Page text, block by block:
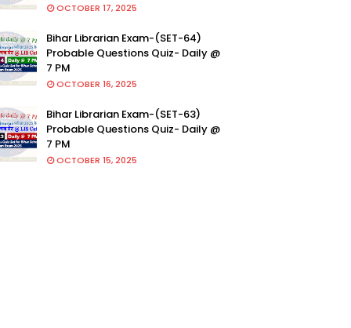
OCTOBER 17, 2025
Bihar Librarian Exam-(SET-64)
Probable Questions Quiz- Daily @
7 PM
OCTOBER 16, 2025
Bihar Librarian Exam-(SET-63)
Probable Questions Quiz- Daily @
7 PM
OCTOBER 15, 2025